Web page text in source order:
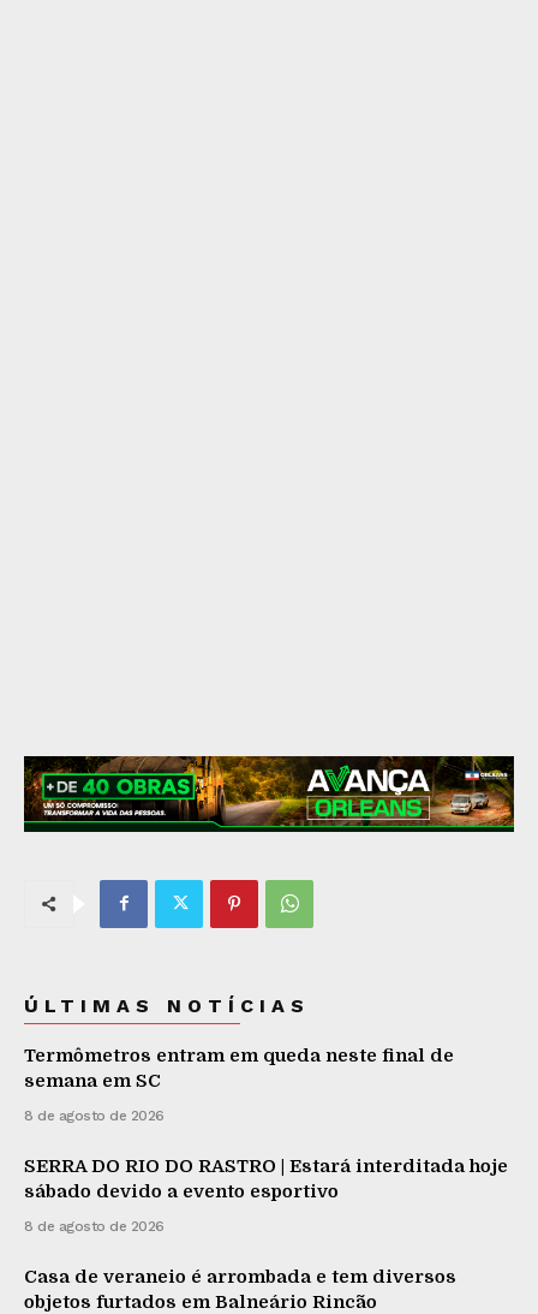
ÚLTIMAS NOTÍCIAS
Termômetros entram em queda neste final de
semana em SC
8 de agosto de 2026
SERRA DO RIO DO RASTRO | Estará interditada hoje
sábado devido a evento esportivo
8 de agosto de 2026
Casa de veraneio é arrombada e tem diversos
objetos furtados em Balneário Rincão